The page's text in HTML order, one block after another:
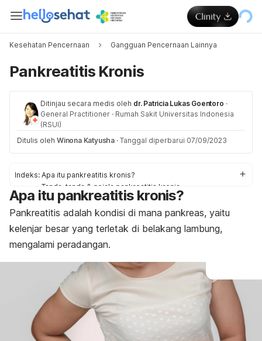
Kesehatan Pencernaan Gangguan Pencernaan Lainnya
Pankreatitis Kronis
Ditinjau secara medis oleh dr. Patricia Lukas Goentoro ·
General Practitioner · Rumah Sakit Universitas Indonesia
(RSUI)
Ditulis oleh Winona Katyusha · Tanggal diperbarui 07/09/2023
Indeks: Apa itu pankreatitis kronis?
Tanda-tanda & gejala pankreatitis kronis
Apa penyebab pankreatitis kronis?
Faktor-faktor risiko pankreatitis kronis
Apa saja pengobatan pankreatitis kronis?
Apa itu pankreatitis kronis?
Pankreatitis adalah kondisi di mana pankreas, yaitu
kelenjar besar yang terletak di belakang lambung,
mengalami peradangan.